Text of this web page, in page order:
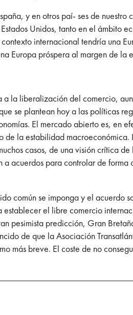
y en otros paí- ses de
Unidos, tanto en el ámbito
internacional tendría una
Europa próspera al margen de la
la liberalización del comercio,
se plantean hoy a las políticas
El mercado abierto es, en
la estabilidad
casos, de una visión crítica
acuerdos para controlar de
común se imponga y el
el libre comercio
pesimista predicción, Gran
de que la Asociación
más breve. El coste de no